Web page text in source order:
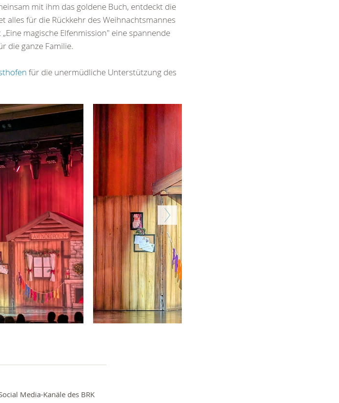
mit ihm das goldene Buch, entdeckt die
alles für die Rückkehr des Weihnachtsmannes
magische Elfenmission" eine spannende
die ganze Familie.
für die unermüdliche Unterstützung des
Weiter
Media-Kanäle des BRK